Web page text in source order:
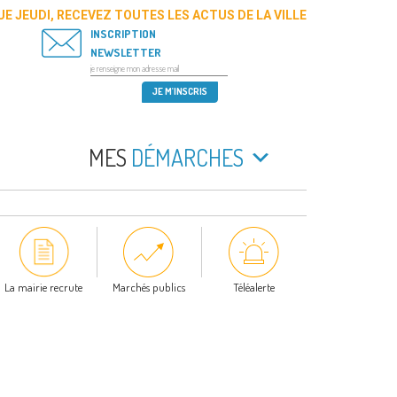
JEUDI, RECEVEZ TOUTES LES ACTUS DE LA VILLE
INSCRIPTION
NEWSLETTER
MES DÉMARCHES
La mairie recrute Marchés publics Téléalerte